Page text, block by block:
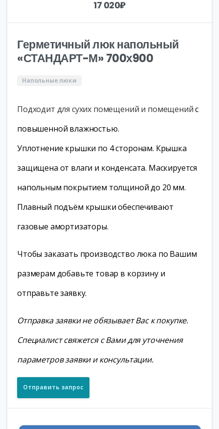
17 020₽
Герметичный люк напольный
«СТАНДАРТ-М» 700х900
Напольные люки
Подходит для сухих помещений и помещенийс
повышенной влажностью.
Уплотнение крышки по 4 сторонам. Крышка
защищена от влаги и конденсата. Маскируется
напольным покрытием толщиной до 20 мм.
Плавный подъём крышки обеспечивают
газовые амортизаторы.
Чтобы заказать производство люка по Вашим
размерам добавьте товар в корзину и
отправьте заявку.
Отправка заявки не обязывает Вас к покупке.
Специалист свяжется с Вами для уточнения
параметров заявки и консультации.
Отправить запрос